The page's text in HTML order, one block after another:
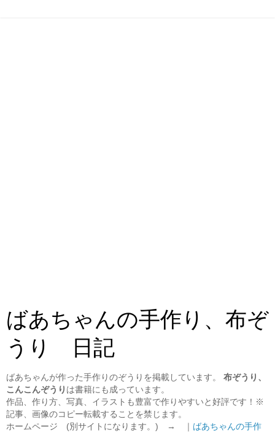
ばあちゃんの手作り、布ぞ
うり 日記
ばあちゃんが作った手作りのぞうりを掲載しています。 布ぞうり、
こんこんぞうり は書籍にも成っています。
作品、作り方、写真、イラストも豊富で作りやすいと好評です！※
記事、画像のコピー転載することを禁じます。
ホームページ (別サイトになります。) → ｜ ばあちゃんの手作